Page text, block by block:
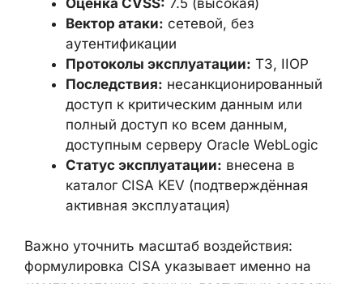
Вектор атаки:сетевой, без
аутентификации
Протоколы эксплуатации:
Последствия:несанкционированный
доступ к критическим данным или
полный доступ ко всем данным,
доступным серверу Oracle WebLogic
Статус эксплуатации:внесена в
каталог CISA KEV (подтверждённая
активная эксплуатация)
формулировка CISA указывает именно на
компрометацию данных, доступных